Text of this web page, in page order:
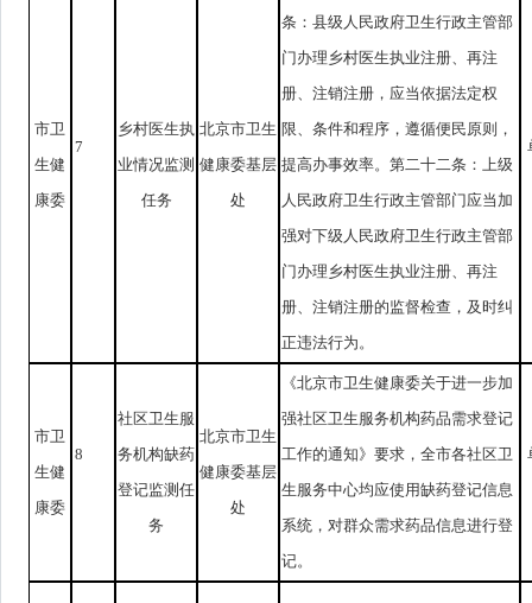
市卫
生健
康委
7
乡村医生执
业情况监测
任务
北京市卫生
健康委基层
处
条：县级人民政府卫生行政主管部
门办理乡村医生执业注册、再注
册、注销注册，应当依据法定权
限、条件和程序，遵循便民原则，
提高办事效率。第二十二条：上级
人民政府卫生行政主管部门应当加
强对下级人民政府卫生行政主管部
门办理乡村医生执业注册、再注
册、注销注册的监督检查，及时纠
正违法行为。
市卫
生健
康委
8
社区卫生服
务机构缺药
登记监测任
务
北京市卫生
健康委基层
处
《北京市卫生健康委关于进一步加
强社区卫生服务机构药品需求登记
工作的通知》要求，全市各社区卫
生服务中心均应使用缺药登记信息
系统，对群众需求药品信息进行登
记。